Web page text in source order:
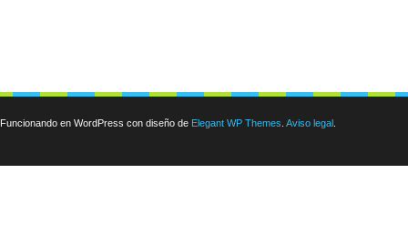
Funcionando en WordPress con diseño de Elegant WP Themes Aviso legal